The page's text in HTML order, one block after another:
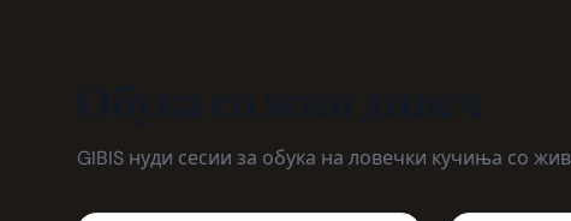
GIBIS нуди сесии за обука на ловечки кучиња со